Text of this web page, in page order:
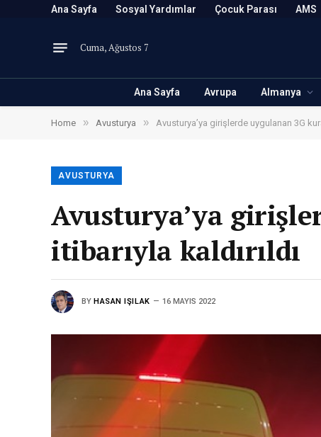
Ana Sayfa Sosyal Yardımlar Çocuk Parası AMS
Cuma, Ağustos 7
Ana Sayfa Avrupa Almanya
Home » Avusturya » Avusturya’ya girişlerde uygulanan 3G
AVUSTURYA
Avusturya’ya
itibarıyla kaldırıldı
BY HASAN IŞILAK 16 MAYIS 2022